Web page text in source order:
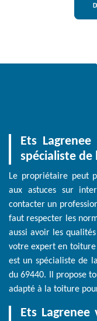
Ets
spécialiste de
Le propriétaire peut
aux astuces sur
contacter un
faut respecter les
aussi avoir les
votre expert en
est un spécialiste de
du 69440. Il propose
adapté à la toiture
Ets